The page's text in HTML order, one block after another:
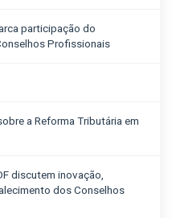
participação do
Profissionais
a Reforma Tributária em
discutem inovação,
dos Conselhos